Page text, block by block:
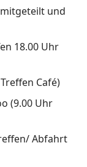
und
18.00 Uhr
Café)
(9.00 Uhr
Abfahrt